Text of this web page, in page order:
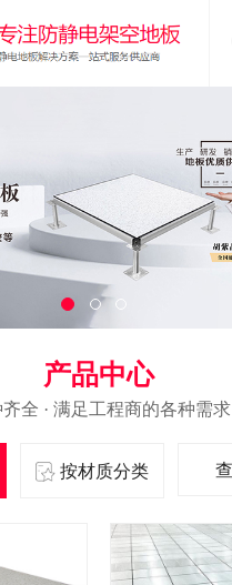
产品中心
全 · 满足工程商的各种需求
按材质分类